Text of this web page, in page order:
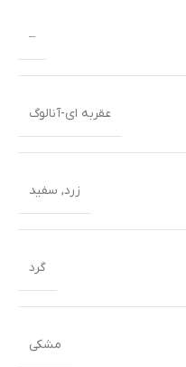
–
عقربه ای-آنالوگ
زرد, سفید
گرد
مشکی